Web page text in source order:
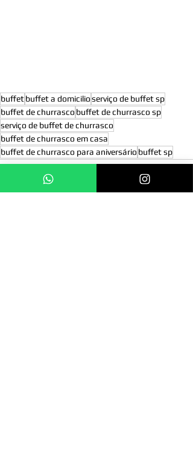
buffetbuffet a domicilioserviço de buffet sp
buffet de churrasco buffet de churrasco sp
serviço de buffet de churrasco
buffet de churrasco em casa
buffet de churrasco para aniversário buffet sp